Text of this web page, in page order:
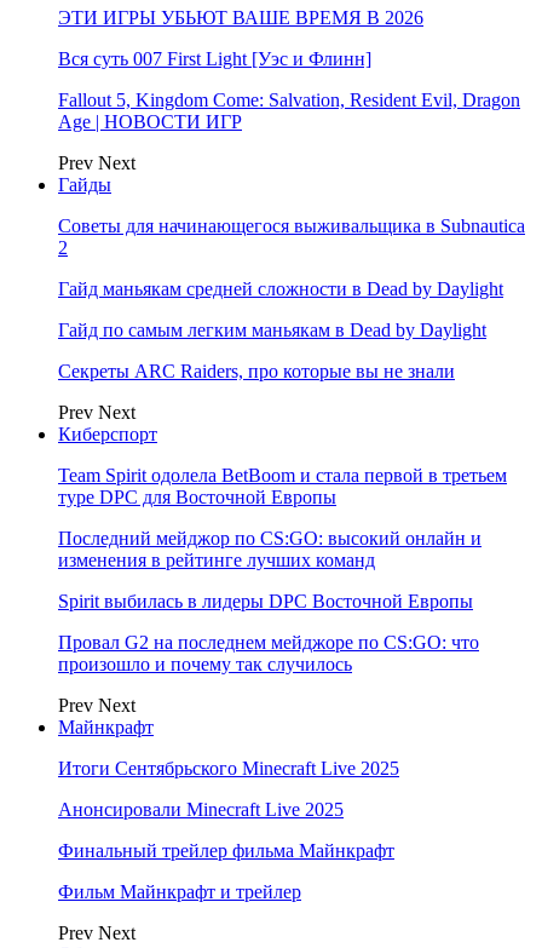
ЭТИ ИГРЫ УБЬЮТ ВАШЕ ВРЕМЯ В 2026
Вся суть 007 First Light [Уэс и Флинн]
Fallout 5, Kingdom Come: Salvation, Resident Evil, Dragon
Age | НОВОСТИ ИГР
Prev Next
Гайды
Советы для начинающегося выживальщика в Subnautica
2
Гайд маньякам средней сложности в Dead by Daylight
Гайд по самым легким маньякам в Dead by Daylight
Секреты ARC Raiders, про которые вы не знали
Prev Next
Киберспорт
Team Spirit одолела BetBoom и стала первой в третьем
туре DPC для Восточной Европы
Последний мейджор по CS:GO: высокий онлайн и
изменения в рейтинге лучших команд
Spirit выбилась в лидеры DPC Восточной Европы
Провал G2 на последнем мейджоре по CS:GO: что
произошло и почему так случилось
Prev Next
Майнкрафт
Итоги Сентябрьского Minecraft Live 2025
Анонсировали Minecraft Live 2025
Финальный трейлер фильма Майнкрафт
Фильм Майнкрафт и трейлер
Prev Next